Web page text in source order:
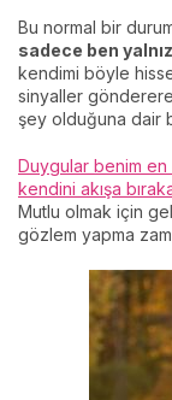
Bu normal bir
sadece ben
kendimi böyle
sinyaller
şey olduğuna dair
Duygular benim en
kendini akışa
Mutlu olmak için
gözlem yapma